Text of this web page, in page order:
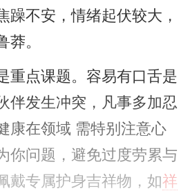
躁不安，情绪起伏较大，
莽。
重点课题。容易有口舌是
伴发生冲突，凡事多加忍
康在领域 需特别注意心
你问题，避免过度劳累与
戴专属护身吉祥物，如祥